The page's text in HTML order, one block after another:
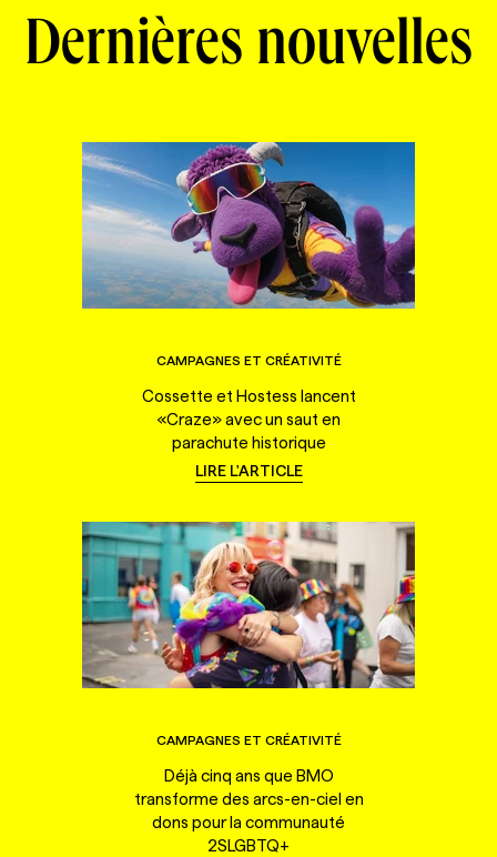
Dernières nouvelles
CAMPAGNES ET CRÉATIVITÉ
Cossette et Hostess lancent
«Craze» avec un saut en
parachute historique
LIRE L'ARTICLE
CAMPAGNES ET CRÉATIVITÉ
Déjà cinq ans que BMO
transforme des arcs-en-ciel en
dons pour la communauté
2SLGBTQ+